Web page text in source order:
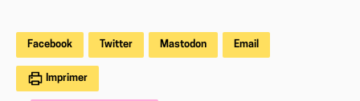
Facebook Twitter Mastodon Email
Imprimer